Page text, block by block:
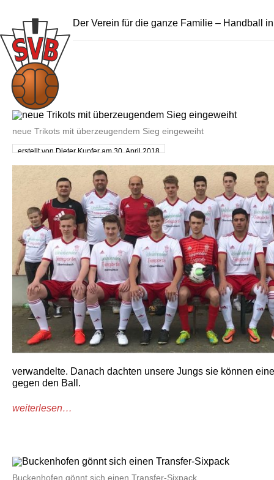
Der Verein für die ganze Familie – Handball
neue Trikots mit überzeugendem Sieg eingeweiht
erstellt von Dieter Kupfer am 30. April 2018
verwandelte. Danach dachten unsere Jungs sie können
gegen den Ball.
weiterlesen…
Buckenhofen gönnt sich einen Transfer-Sixpack